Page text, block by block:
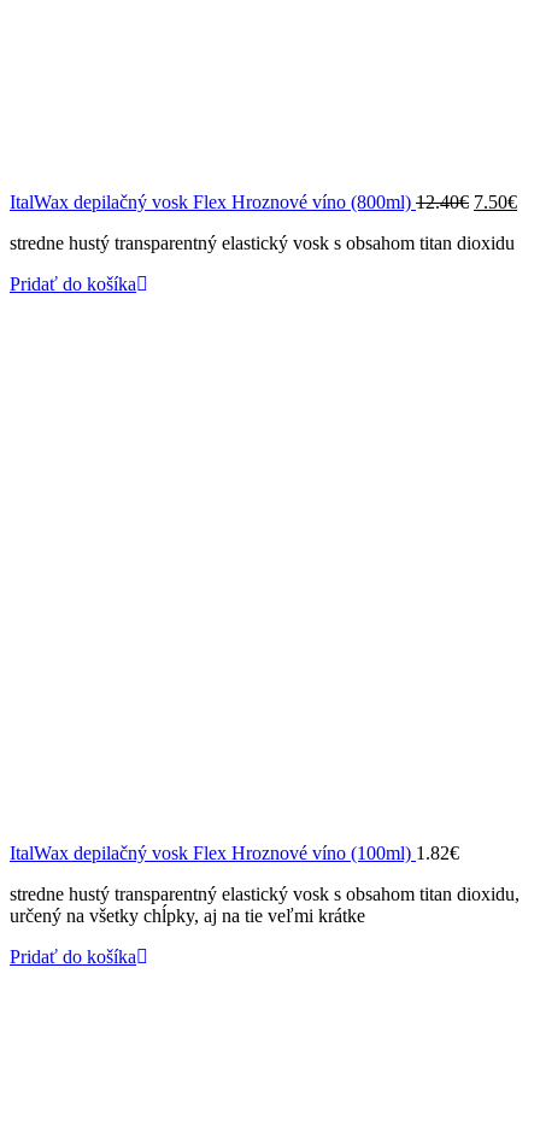
ItalWax depilačný vosk Flex Hroznové víno (800ml) 12.40€ Pôvodná
bola:
7.50€
stredne hustý transparentný elastický vosk s obsahom titan dioxidu
Pridať do košíka
ItalWax depilačný vosk Flex Hroznové víno (100ml) 1.82€
stredne hustý transparentný elastický vosk s obsahom titan dioxidu,
určený na všetky chĺpky, aj na tie veľmi krátke
Pridať do košíka